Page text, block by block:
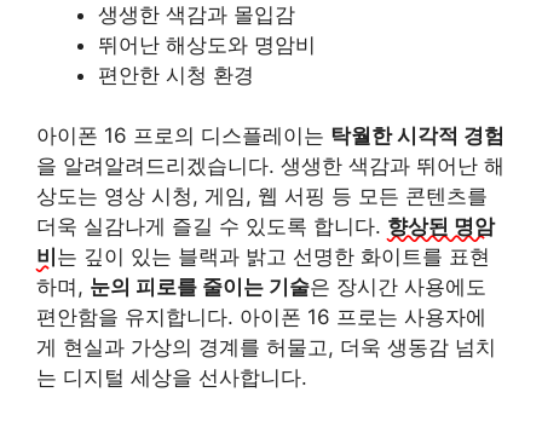
생생한 색감과 몰입감
뛰어난 해상도와 명암비
편안한 시청 환경
아이폰 16 프로의 디스플레이는 탁월한 시각적 경험
을 알려알려드리겠습니다. 생생한 색감과 뛰어난 해
상도는 영상 시청, 게임, 웹 서핑 등 모든 콘텐츠를
더욱 실감나게 즐길 수 있도록 합니다. 향상된 명암
비 는 깊이 있는 블랙과 밝고 선명한 화이트를 표현
하며, 눈의 피로를 줄이는 기술은 장시간 사용에도
편안함을 유지합니다. 아이폰 16 프로는 사용자에
게 현실과 가상의 경계를 허물고, 더욱 생동감 넘치
는 디지털 세상을 선사합니다.